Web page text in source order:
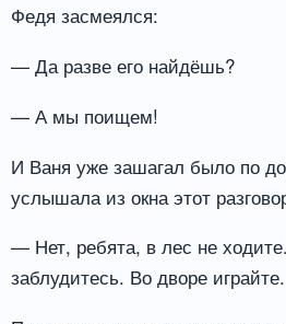
Федя засмеялся:
— Да разве его найдёшь?
— А мы поищем!
И Ваня уже зашагал было по
услышала из окна этот
— Нет, ребята, в лес не
заблудитесь. Во дворе играйте.